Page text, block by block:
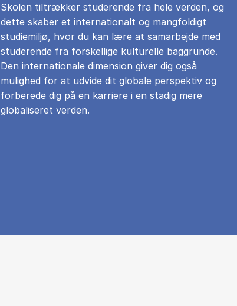
Skolen tiltrækker studerende fra hele verden, og
dette skaber et internationalt og mangfoldigt
studiemiljø, hvor du kan lære at samarbejde med
studerende fra forskellige kulturelle baggrunde.
Den internationale dimension giver dig også
mulighed for at udvide dit globale perspektiv og
forberede dig på en karriere i en stadig mere
globaliseret verden.